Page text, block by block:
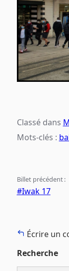
Classé dans
Mots-clés :
Billet précédent :
#Iwak 17
Écrire un
Recherche